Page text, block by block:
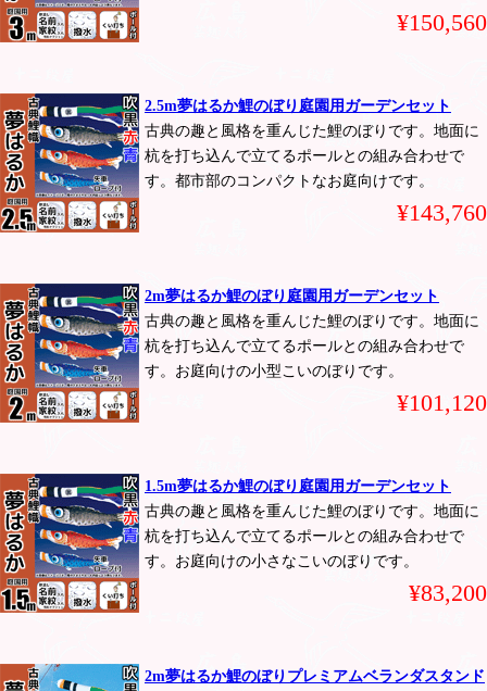
¥150,560
2.5m夢はるか鯉のぼり庭園用ガーデンセット
古典の趣と風格を重んじた鯉のぼりです。地面に
杭を打ち込んで立てるポールとの組み合わせで
す。都市部のコンパクトなお庭向けです。
¥143,760
2m夢はるか鯉のぼり庭園用ガーデンセット
古典の趣と風格を重んじた鯉のぼりです。地面に
杭を打ち込んで立てるポールとの組み合わせで
す。お庭向けの小型こいのぼりです。
¥101,120
1.5m夢はるか鯉のぼり庭園用ガーデンセット
古典の趣と風格を重んじた鯉のぼりです。地面に
杭を打ち込んで立てるポールとの組み合わせで
す。お庭向けの小さなこいのぼりです。
¥83,200
2m夢はるか鯉のぼりプレミアムベランダスタンド